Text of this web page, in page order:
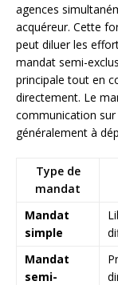
agences
acquéreur. Cette
peut diluer les
mandat semi-
principale tout en
directement. Le
communication sur
généralement à
Type de
mandat
Mandat
simple
Mandat
semi-